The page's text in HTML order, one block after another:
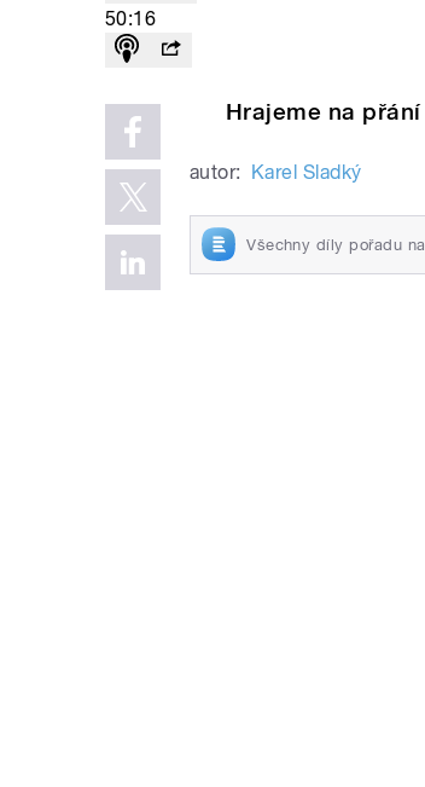
50:16
Hrajeme na
autor: Karel Sladký
Všechny díly pořadu